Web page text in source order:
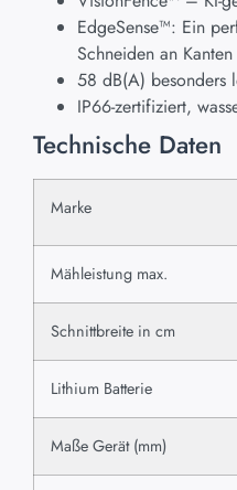
EdgeSense™: Ein
Schneiden an
58 dB(A) besonders
IP66-zertifiziert,
Technische Daten
Marke
Mähleistung max.
Schnittbreite in cm
Lithium Batterie
Maße Gerät (mm)